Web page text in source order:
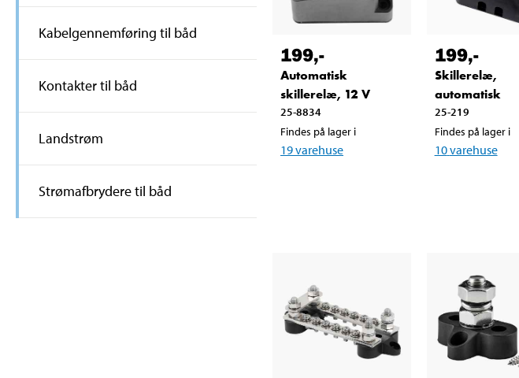
Kabelgennemføring til båd
Kontakter til båd
Landstrøm
Strømafbrydere til båd
199,-
Automatisk
skillerelæ, 12 V
25-8834
Findes på lager i
19varehuse
199,-
Skillerelæ,
automatisk
25-219
Findes på lager i
10varehuse